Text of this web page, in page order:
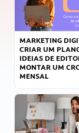
MARKETING
CRIAR UM
IDEIAS DE
MONTAR UM
MENSAL